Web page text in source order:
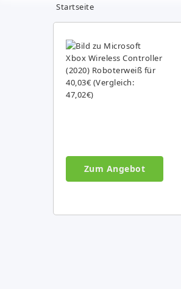
Startseite
Zum Angebot